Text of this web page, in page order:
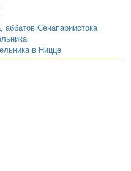
Сенапариистока
в Ницце